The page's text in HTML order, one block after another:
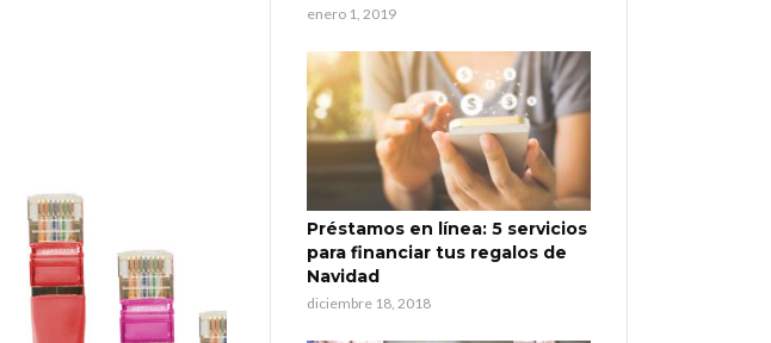
enero 1, 2019
Préstamos en línea: 5 servicios
para financiar tus regalos de
Navidad
diciembre 18, 2018